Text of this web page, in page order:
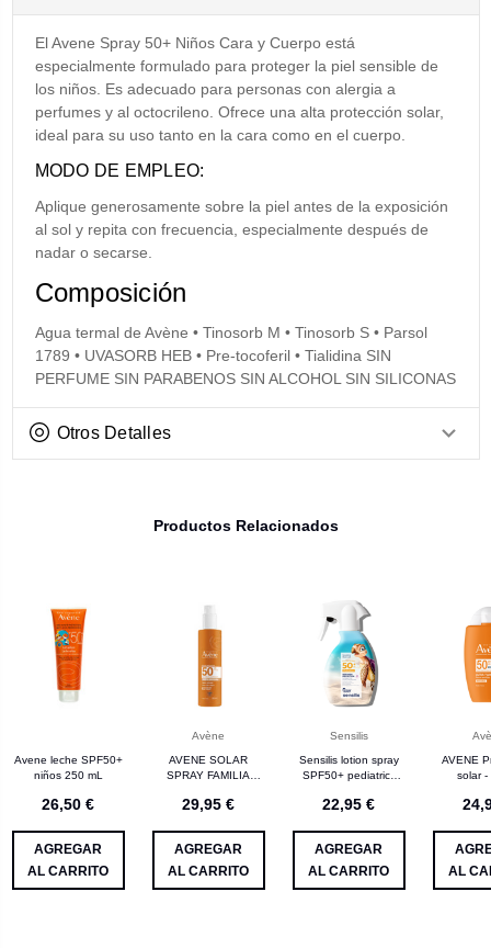
El Avene Spray 50+ Niños Cara y Cuerpo está
especialmente formulado para proteger la piel sensible de
los niños. Es adecuado para personas con alergia a
perfumes y al octocrileno. Ofrece una alta protección solar,
ideal para su uso tanto en la cara como en el cuerpo.
MODO DE EMPLEO:
Aplique generosamente sobre la piel antes de la exposición
al sol y repita con frecuencia, especialmente después de
nadar o secarse.
Composición
Agua termal de Avène • Tinosorb M • Tinosorb S • Parsol
1789 • UVASORB HEB • Pre-tocoferil • Tialidina SIN
PERFUME SIN PARABENOS SIN ALCOHOL SIN SILICONAS
Otros Detalles
Productos Relacionados
Avene leche SPF50+
niños 250 mL
26,50 €
AGREGAR
AL CARRITO
Avène
AVENE SOLAR
SPRAY FAMILIA
ARENA SUDOR
29,95 €
AGREGAR
AL CARRITO
Sensilis
Sensilis lotion spray
SPF50+ pediatrics
22,95 €
AGREGAR
AL CARRITO
AVENE
solar -
Invisible
AL